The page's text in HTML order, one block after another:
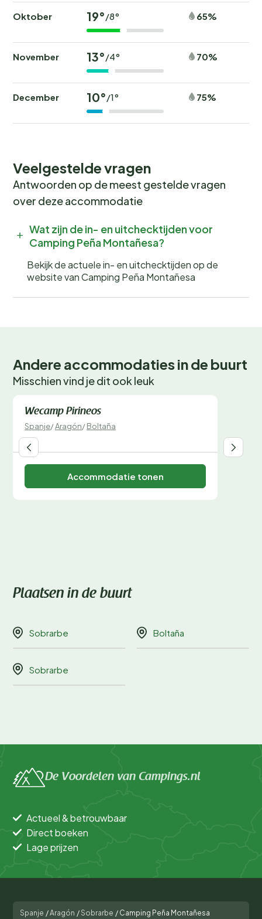
Oktober 19°/8° 65%
November 13°/4° 70%
December 10°/1° 75%
Veelgestelde vragen
Antwoorden op de meest gestelde vragen
over deze accommodatie
Wat zijn de in- en uitchecktijden voor
Camping Peña Montañesa?
Bekijk de actuele in- en uitchecktijden op de
website van Camping Peña Montañesa
Andere accommodaties in de buurt
Misschien vind je dit ook leuk
Direct te boeken
Wecamp Pirineos
Spanje/Aragón/Boltaña
Accommodatie tonen
Plaatsen in de buurt
Sobrarbe Boltaña
Sobrarbe
De Voordelen van Campings.nl
Actueel & betrouwbaar
Direct boeken
Lage prijzen
Spanje /Aragón /Sobrarbe / Camping Peña Montañesa